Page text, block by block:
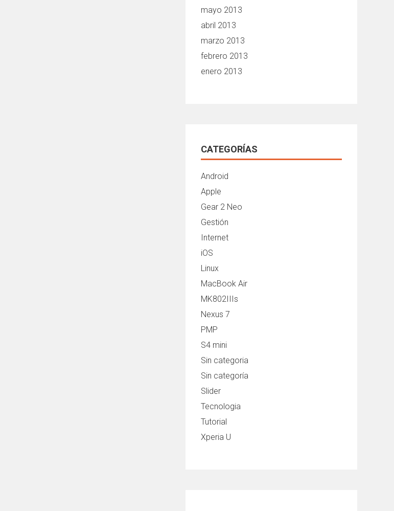
mayo 2013
abril 2013
marzo 2013
febrero 2013
enero 2013
CATEGORÍAS
Android
Apple
Gear 2 Neo
Gestión
Internet
iOS
Linux
MacBook Air
MK802IIIs
Nexus 7
PMP
S4 mini
Sin categoria
Sin categoría
Slider
Tecnologia
Tutorial
Xperia U